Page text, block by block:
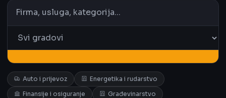
Auto i prijevoz
Energetika i rudarstvo
Finansije i osiguranje
Građevinarstvo